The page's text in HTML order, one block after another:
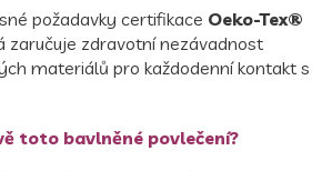
požadavky certifikace Oeko-Tex®
zaručuje zdravotní nezávadnost
materiálů pro každodenní kontakt s
toto bavlněné povlečení?